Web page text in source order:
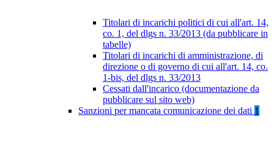
Titolari di incarichi politici di cui all'art. 14,
co. 1, del dlgs n. 33/2013 (da pubblicare in
tabelle)
Titolari di incarichi di amministrazione, di
direzione o di governo di cui all'art. 14, co.
1-bis, del dlgs n. 33/2013
Cessati dall'incarico (documentazione da
pubblicare sul sito web)
Sanzioni per mancata comunicazione dei dati 1